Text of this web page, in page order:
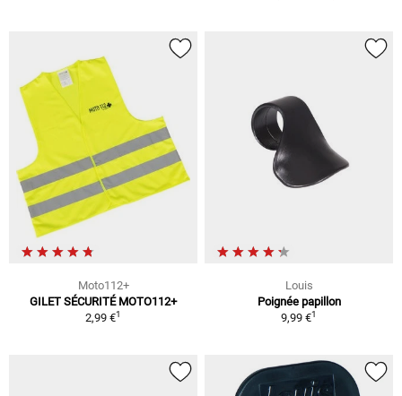
Moto112+
GILET SÉCURITÉ MOTO112+
2,99 €1
Louis
Poignée papillon
9,99 €1